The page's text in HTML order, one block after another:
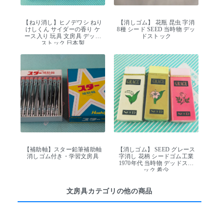
【ねり消し】ヒノデワシ ねり
けしくん サイダーの香り ケ
ース入り 玩具 文房具 デッド
ストック 日本製
【消しゴム】 花瓶 昆虫 字消
8種 シード SEED 当時物 デッ
ドストック
【補助軸】スター鉛筆補助軸
消しゴム付き・学習文房具
【消しゴム】 SEED グレース
字消し 花柄 シードゴム工業
1970年代 当時物 デッドスト
ック 希少
文房具カテゴリの他の商品